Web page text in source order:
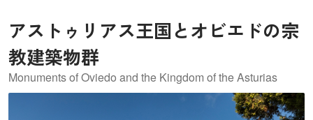
アストゥリアス王国とオビエドの宗
教建築物群
Monuments of Oviedo and the Kingdom of the Asturias